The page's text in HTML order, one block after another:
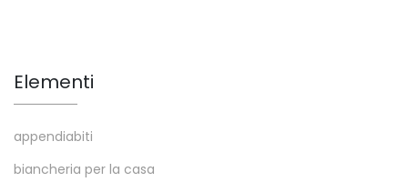
Elementi
appendiabiti
biancheria per la casa